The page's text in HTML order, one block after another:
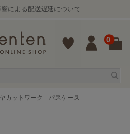
による配送遅延について
0
カットワーク パスケース